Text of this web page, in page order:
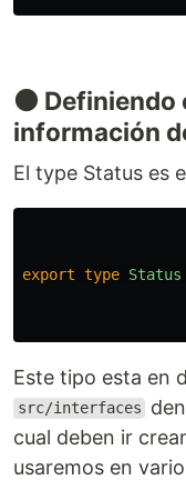
🟠 Definiendo
información
El type Status es
export type Status
Este tipo esta en
src/interfaces
cual deben ir
usaremos en